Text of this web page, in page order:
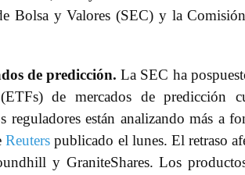
Bolsa y Valores (SEC) y la
de predicción. La SEC ha
de mercados de predicción
reguladores están analizando más a
Reuters publicado el lunes. El retraso
y GraniteShares. Los